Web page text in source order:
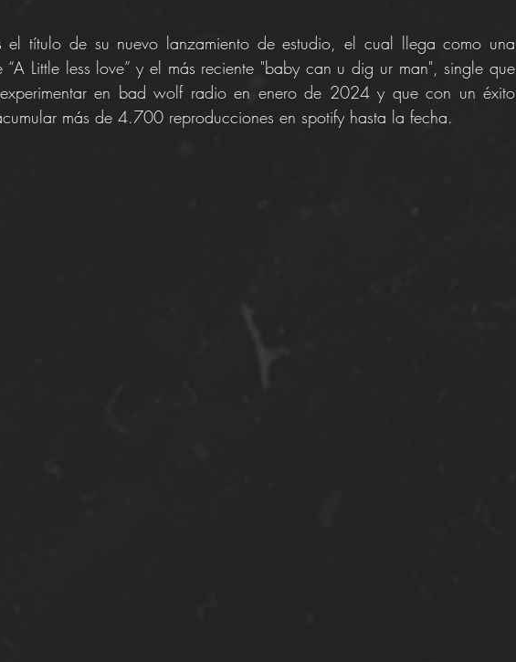
título de su nuevo lanzamiento de estudio, el cual llega como una
Little less love” y el más reciente "baby can u dig ur man", single que
en bad wolf radio en enero de 2024 y que con un éxito
más de 4.700 reproducciones en spotify hasta la fecha.